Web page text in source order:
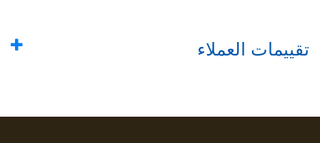
تقييمات العملاء